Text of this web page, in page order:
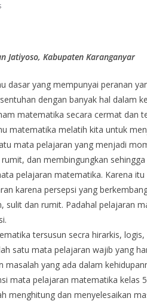
Jatiyoso, Kabupaten Karanganyar
dasar yang mempunyai peranan
dengan banyak hal dalam
matematika secara cermat dan
matematika melatih kita untuk
mata pelajaran yang menjadi
dan membingungkan
pelajaran matematika. Karena
karena persepsi yang
sulit dan rumit. Padahal pelajaran
tersusun secra hirarkis,
satu mata pelajaran wajib yang
masalah yang ada dalam
mata pelajaran matematika kelas
menghitung dan menyelesaikan